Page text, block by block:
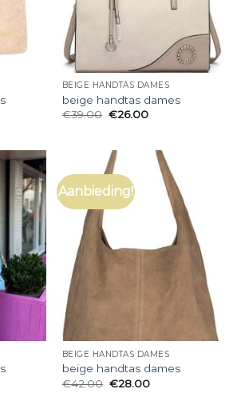
BEIGE HANDTAS DAMES
beige handtas dames
€39.00 €26.00
Aanbieding!
BEIGE HANDTAS DAMES
beige handtas dames
€42.00 €28.00